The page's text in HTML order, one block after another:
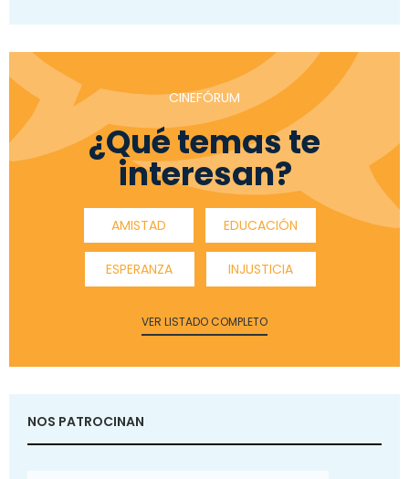
CINEFÓRUM
¿Qué temas te
interesan?
AMISTAD EDUCACIÓN
ESPERANZA INJUSTICIA
VER LISTADO COMPLETO
NOS PATROCINAN